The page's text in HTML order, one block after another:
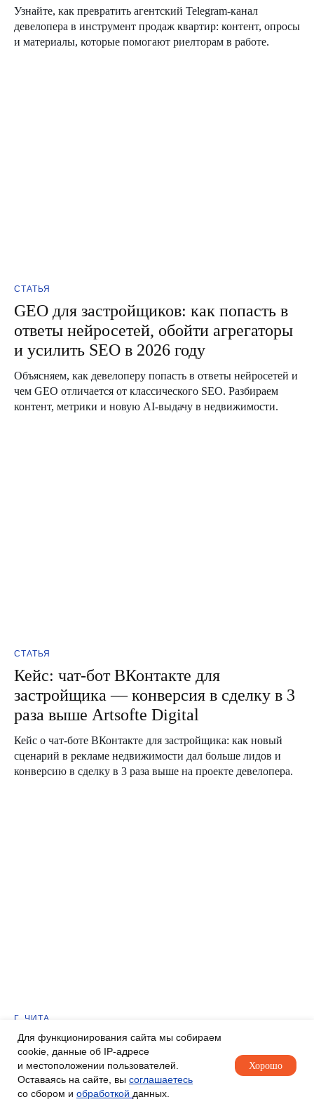
Узнайте, как превратить агентский Telegram-канал
девелопера в инструмент продаж квартир: контент, опросы
и материалы, которые помогают риелторам в работе.
СТАТЬЯ
GEO для застройщиков: как попасть в
ответы нейросетей, обойти агрегаторы
и усилить SEO в 2026 году
Объясняем, как девелоперу попасть в ответы нейросетей и
чем GEO отличается от классического SEO. Разбираем
контент, метрики и новую AI-выдачу в недвижимости.
СТАТЬЯ
Кейс: чат-бот ВКонтакте для
застройщика — конверсия в сделку в 3
раза выше Artsofte Digital
Кейс о чат-боте ВКонтакте для застройщика: как новый
сценарий в рекламе недвижимости дал больше лидов и
конверсию в сделку в 3 раза выше на проекте девелопера.
Г. ЧИТА
Как региональному застройщику с
несколькими ЖК и ограниченным
бюджетом выстроить единую воронку
и не переплатить за лиды
Для функционирования сайта мы собираем
cookie, данные об IP-адресе
и местоположении пользователей.
Оставаясь на сайте, вы соглашаетесь
со сбором и обработкой данных.
Хорошо